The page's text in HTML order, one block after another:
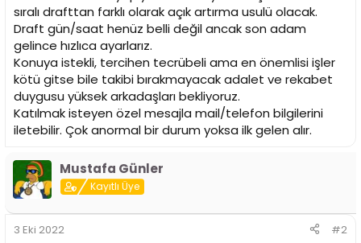
sıralı drafttan farklı olarak açık artırma usulü olacak.
Draft gün/saat henüz belli değil ancak son adam
gelince hızlıca ayarlarız.
Konuya istekli, tercihen tecrübeli ama en önemlisi işler
kötü gitse bile takibi bırakmayacak adalet ve rekabet
duygusu yüksek arkadaşları bekliyoruz.
Katılmak isteyen özel mesajla mail/telefon bilgilerini
iletebilir. Çok anormal bir durum yoksa ilk gelen alır.
Mustafa Günler
Kayıtlı Üye
3 Eki 2022 #2